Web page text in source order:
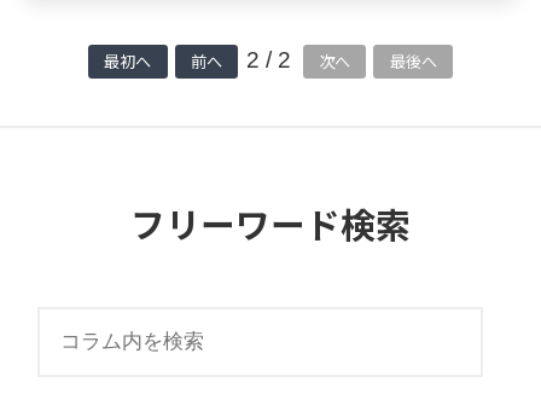
最初へ 前へ 2 / 2 次へ 最後へ
フリーワード検索